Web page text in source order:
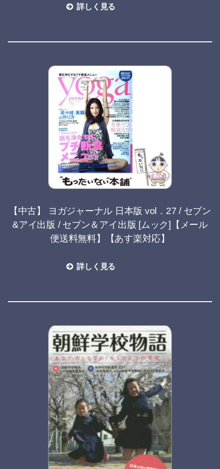
詳しく見る
【中古】 ヨガジャーナル 日本版 vol．27 / セブン
&アイ出版 / セブン＆アイ出版 [ムック]【メール
便送料無料】【あす楽対応】
詳しく見る